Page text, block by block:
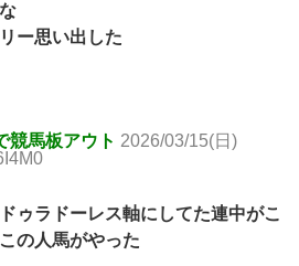
ー思い出した
競馬板アウト 2026/03/15(日)
ゥラドーレス軸にしてた連中がこ
の人馬がやった